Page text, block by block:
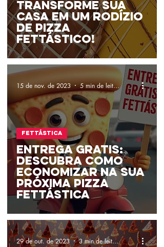
Transforme Sua
Casa em um Rodízio
de Pizza
Fettástico!
Entrega Grátis:
Descubra como
economizar na sua
próxima pizza
Fettástica
Fettástica
15 de nov. de 2023 5 min de leitura
29 de out. de 2023 3 min de leitura